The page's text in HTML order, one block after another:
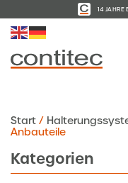
14 JAHRE
Start /
Anbauteile
Kategorien